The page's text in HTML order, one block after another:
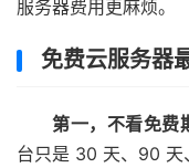
服务器费用更麻烦。
免费云服务器
第一，不看免费
台只是 30 天、90 天